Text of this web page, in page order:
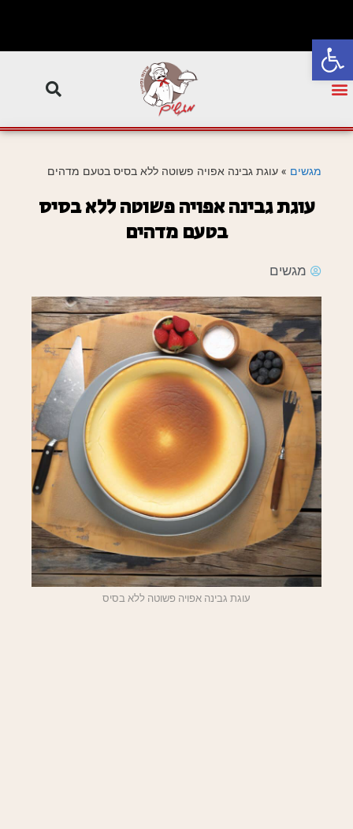
פתח סרגל נגישות
מגשים » עוגת גבינה אפויה פשוטה ללא בסיס בטעם מדהים
עוגת גבינה אפויה פשוטה ללא בסיס
בטעם מדהים
מגשים
עוגת גבינה אפויה פשוטה ללא בסיס